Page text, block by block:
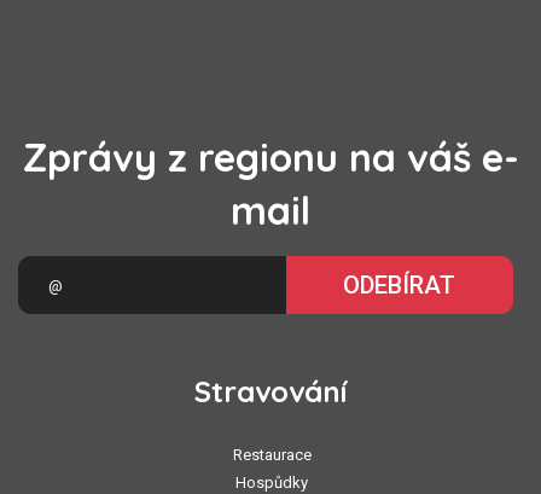
Zprávy z regionu na váš e-
mail
ODEBÍRAT
Stravování
Restaurace
Hospůdky